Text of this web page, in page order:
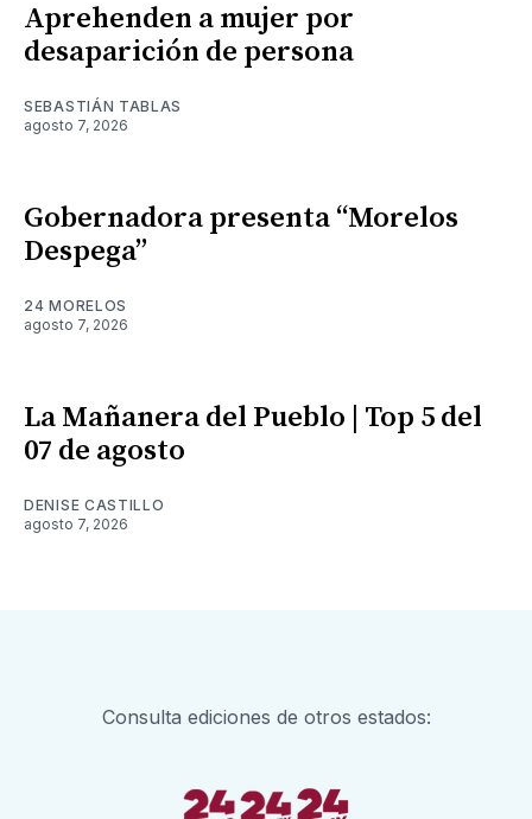
Aprehenden a mujer por
desaparición de persona
SEBASTIÁN TABLAS
agosto 7, 2026
Gobernadora presenta “Morelos
Despega”
24 MORELOS
agosto 7, 2026
La Mañanera del Pueblo | Top 5 del
07 de agosto
DENISE CASTILLO
agosto 7, 2026
Consulta ediciones de otros estados: